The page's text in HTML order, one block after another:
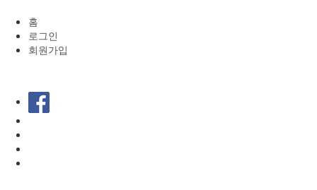
홈
로그인
회원가입